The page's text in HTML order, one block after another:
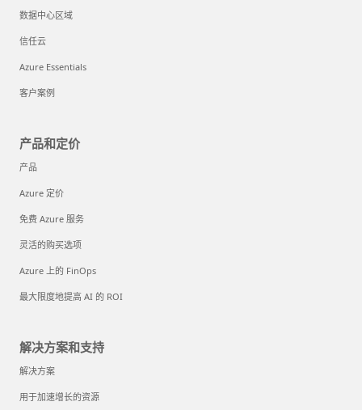
数据中心区域
信任云
Azure Essentials
客户案例
产品和定价
产品
Azure 定价
免费 Azure 服务
灵活的购买选项
Azure 上的 FinOps
最大限度地提高 AI 的 ROI
解决方案和支持
解决方案
用于加速增长的资源